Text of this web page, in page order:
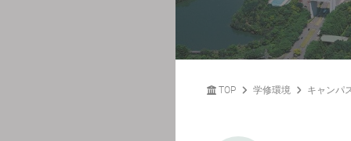
TOP 学修環境 キャンパ